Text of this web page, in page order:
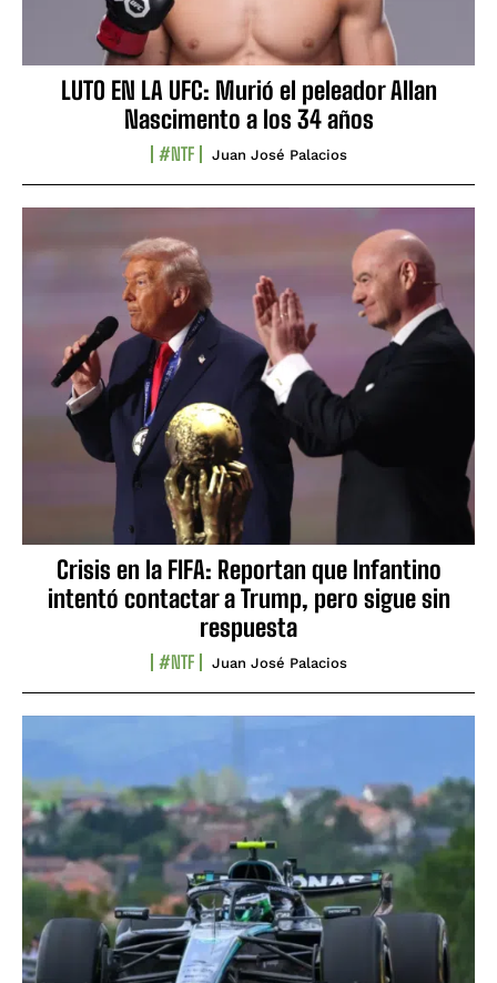
LUTO EN LA UFC: Murió el peleador Allan
Nascimento a los 34 años
#NTF Juan José Palacios
Crisis en la FIFA: Reportan que Infantino
intentó contactar a Trump, pero sigue sin
respuesta
#NTF Juan José Palacios